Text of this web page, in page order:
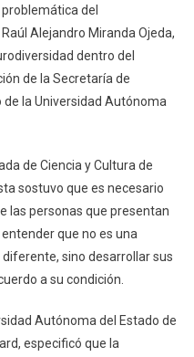
Jornada
De
Ciencia
Y
Paz
del
Alejandro Miranda Ojeda,
dentro del
de la Secretaría de
de la Universidad Autónoma
de Ciencia y Cultura de
sostuvo que es necesario
las personas que presentan
que no es una
sino desarrollar sus
a su condición.
Autónoma del Estado de
especificó que la